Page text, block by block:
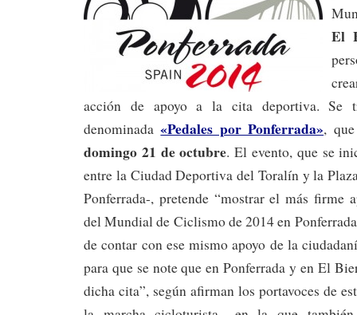
El
acción de apoyo a la cita deportiva. Se
denominada«Pedales por Ponferrada»,
domingo 21 de octubre. El evento, que se
entre la Ciudad Deportiva del Toralín y la
Ponferrada-, pretende “mostrar el más firme
del Mundial de Ciclismo de 2014 en
de contar con ese mismo apoyo de la
para que se note que en Ponferrada y en El
dicha cita”, según afirman los portavoces de